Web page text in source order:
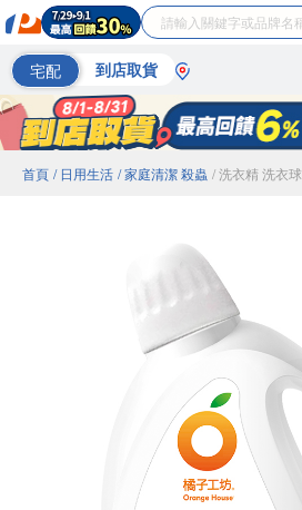
宅配 到店取貨
首頁 / 日用生活 / 家庭清潔 殺蟲 / 洗衣精 洗衣球